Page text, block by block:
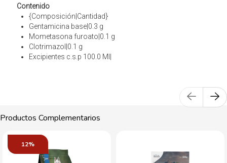
Contenido
{Composición|Cantidad}
Gentamicina base|0.3 g
Mometasona furoato|0.1 g
Clotrimazol|0.1 g
Excipientes c.s.p 100.0 Ml|
Productos Complementarios
12%